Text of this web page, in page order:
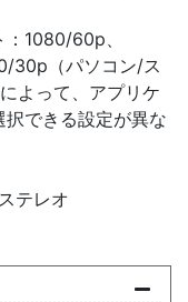
1080/60p、
30p（パソコン/ス
よって、アプリケ
できる設定が異な
テレオ